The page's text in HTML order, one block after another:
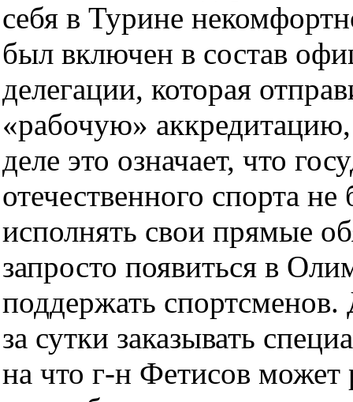
себя в Турине
был включен в состав
делегации, которая
«рабочую» аккредитацию,
деле это означает, что
отечественного спорта
исполнять свои прямые
запросто появиться в
поддержать
за сутки заказывать
на что г-н Фетисов может